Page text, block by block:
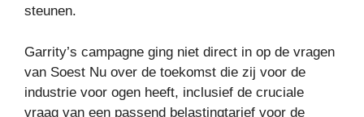
steunen.
Garrity’s campagne ging niet direct in op de vragen
van Soest Nu over de toekomst die zij voor de
industrie voor ogen heeft, inclusief de cruciale
vraag van een passend belastingtarief voor de